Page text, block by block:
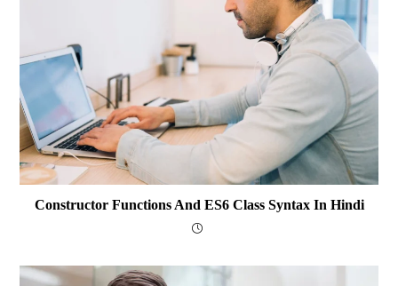
Constructor Functions And ES6 Class Syntax In Hindi